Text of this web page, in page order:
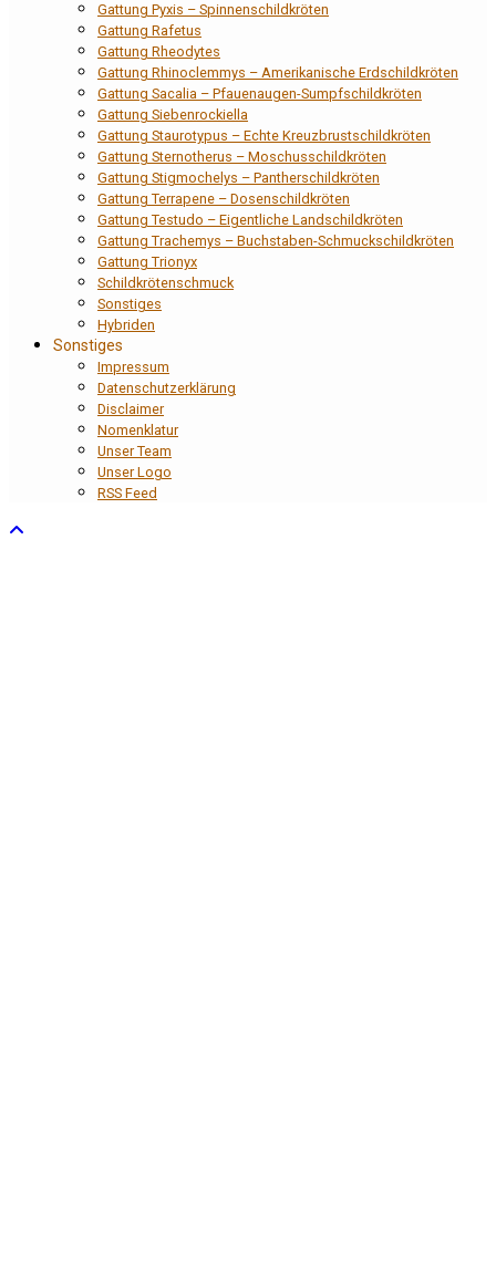
Gattung Pyxis – Spinnenschildkröten
Gattung Rafetus
Gattung Rheodytes
Gattung Rhinoclemmys – Amerikanische Erdschildkröten
Gattung Sacalia – Pfauenaugen-Sumpfschildkröten
Gattung Siebenrockiella
Gattung Staurotypus – Echte Kreuzbrustschildkröten
Gattung Sternotherus – Moschusschildkröten
Gattung Stigmochelys – Pantherschildkröten
Gattung Terrapene – Dosenschildkröten
Gattung Testudo – Eigentliche Landschildkröten
Gattung Trachemys – Buchstaben-Schmuckschildkröten
Gattung Trionyx
Schildkrötenschmuck
Sonstiges
Hybriden
Sonstiges
Impressum
Datenschutzerklärung
Disclaimer
Nomenklatur
Unser Team
Unser Logo
RSS Feed